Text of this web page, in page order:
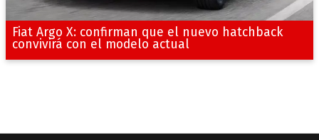
Fiat Argo X: confirman que el nuevo hatchback
convivirá con el modelo actual